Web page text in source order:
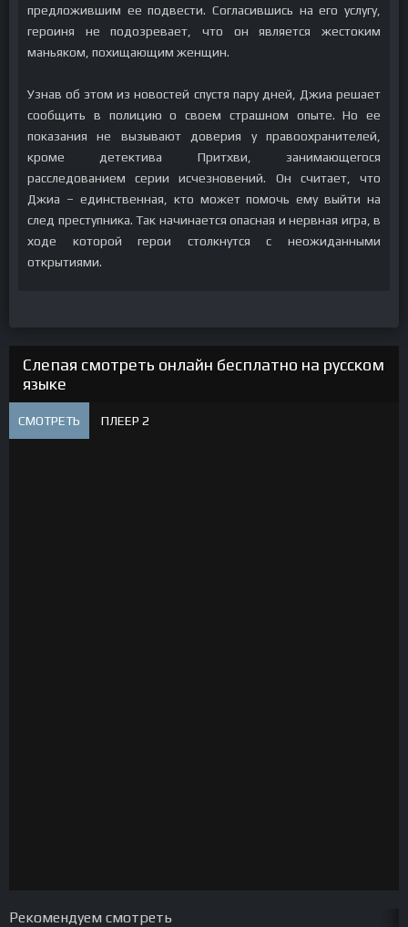
предложившим ее подвести. Согласившись на его услугу,
героиня не подозревает, что он является жестоким
маньяком, похищающим женщин.
Узнав об этом из новостей спустя пару дней, Джиа решает
сообщить в полицию о своем страшном опыте. Но ее
показания не вызывают доверия у правоохранителей,
кроме детектива Притхви, занимающегося
расследованием серии исчезновений. Он считает, что
Джиа – единственная, кто может помочь ему выйти на
след преступника. Так начинается опасная и нервная игра, в
ходе которой герои столкнутся с неожиданными
открытиями.
Слепая смотреть онлайн бесплатно на русском
языке
СМОТРЕТЬ ПЛЕЕР 2
Рекомендуем смотреть